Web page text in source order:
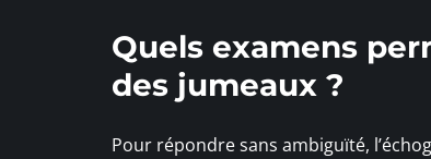
Quels examens
des jumeaux ?
Pour répondre sans ambiguïté,